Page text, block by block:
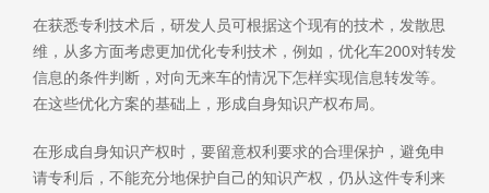
在获悉专利技术后，研发人员可根据这个现有的技术，发散思
维，从多方面考虑更加优化专利技术，例如，优化车200对转发
信息的条件判断，对向无来车的情况下怎样实现信息转发等。
在这些优化方案的基础上，形成自身知识产权布局。
在形成自身知识产权时，要留意权利要求的合理保护，避免申
请专利后，不能充分地保护自己的知识产权，仍从这件专利来